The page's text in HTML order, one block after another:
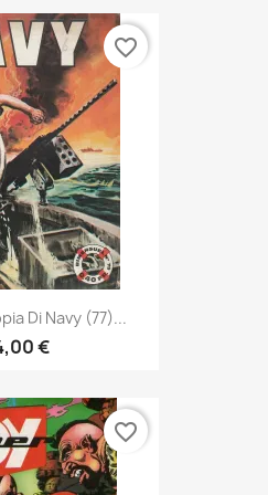
Di Navy (77)...
€
favorite_border
favorite_border